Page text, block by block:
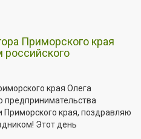
Приморского края
края Олега
предпринимательства
края, поздравляю
Этот день